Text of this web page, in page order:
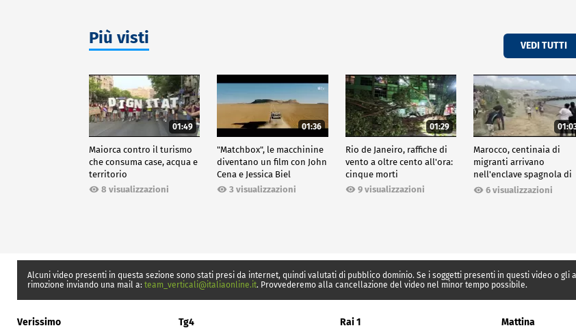
Più visti VEDI TUTTI
01:49
Maiorca contro il turismo
che consuma case, acqua e
territorio
8 visualizzazioni
01:36
"Matchbox", le macchinine
diventano un film con John
Cena e Jessica Biel
3 visualizzazioni
01:29
Rio de Janeiro, raffiche di
vento a oltre cento all'ora:
cinque morti
9 visualizzazioni
Marocco, centinaia di
migranti arrivano
nell'enclave spagnola di
Ceuta6 visualizzazioni
Alcuni video presenti in questa sezione sono stati presi da internet, quindi valutati di pubblico dominio. Se i soggetti presenti in questi video o
rimozione inviando una mail a: team_verticali@italiaonline.it. Provvederemo alla cancellazione del video nel minor tempo possibile.
Verissimo Tg4 Rai 1 Mattina